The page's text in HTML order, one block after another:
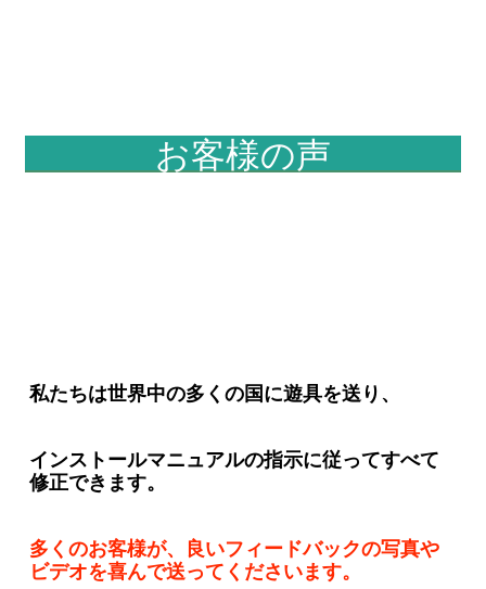
お客様の声
私たちは世界中の多くの国に遊具を送り、
インストールマニュアルの指示に従ってすべて
修正できます。
多くのお客様が、良いフィードバックの写真や
ビデオを喜んで送ってくださいます。